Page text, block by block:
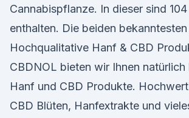
Cannabispflanze. In dieser sind
enthalten. Die beiden
Hochqualitative Hanf & CBD
CBDNOL bieten wir Ihnen
Hanf und CBD Produkte.
CBD Blüten, Hanfextrakte und